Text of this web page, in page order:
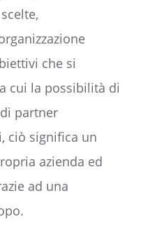
che si
cui la possibilità di
partner
ciò significa un
azienda ed
ad una